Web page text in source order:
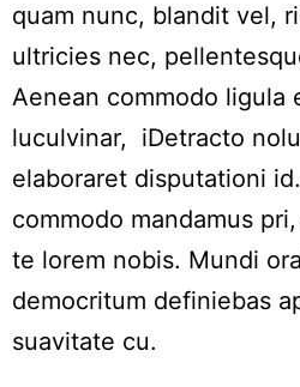
quam nunc, blandit vel,
ultricies nec,
Aenean commodo ligula
luculvinar, iDetracto
elaboraret disputationi
commodo mandamus
te lorem nobis. Mundi
democritum definiebas
suavitate cu.